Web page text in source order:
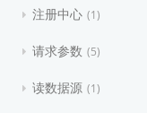
注册中心 1
请求参数 5
读数据源 1